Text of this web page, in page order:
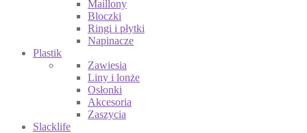
Maillony
Bloczki
Ringi i płytki
Napinacze
Plastik
Zawiesia
Liny i lonże
Osłonki
Akcesoria
Zaszycia
Slacklife